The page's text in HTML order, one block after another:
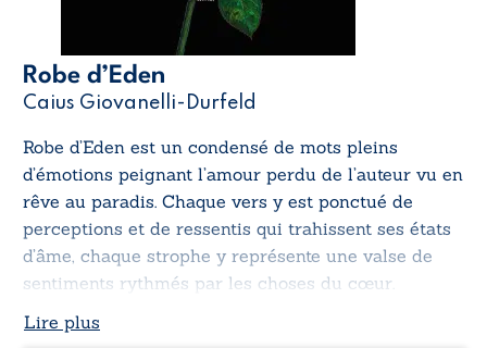
Robe d’Eden
Caius Giovanelli-Durfeld
Robe d’Eden est un condensé de mots pleins
d’émotions peignant l’amour perdu de l’auteur vu en
rêve au paradis. Chaque vers y est ponctué de
perceptions et de ressentis qui trahissent ses états
d’âme, chaque strophe y représente une valse de
sentiments rythmés par les choses du cœur.
Lire plus